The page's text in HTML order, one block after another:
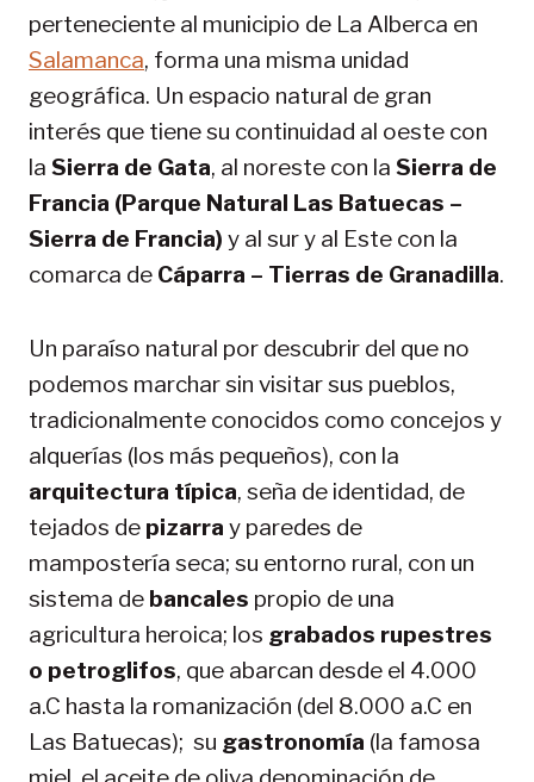
perteneciente al municipio de La Alberca en
Salamanca, forma una misma unidad
geográfica. Un espacio natural de gran
interés que tiene su continuidad al oeste con
la Sierra de Gata, al noreste con la Sierra de
Francia (Parque Natural Las Batuecas –
Sierra de Francia) y al sur y al Este con la
comarca de Cáparra – Tierras de Granadilla.
Un paraíso natural por descubrir del que no
podemos marchar sin visitar sus pueblos,
tradicionalmente conocidos como concejos y
alquerías (los más pequeños), con la
arquitectura típica, seña de identidad, de
tejados de pizarra y paredes de
mampostería seca; su entorno rural, con un
sistema de bancales propio de una
agricultura heroica; los grabados rupestres
o petroglifos, que abarcan desde el 4.000
a.C hasta la romanización (del 8.000 a.C en
Las Batuecas); su gastronomía (la famosa